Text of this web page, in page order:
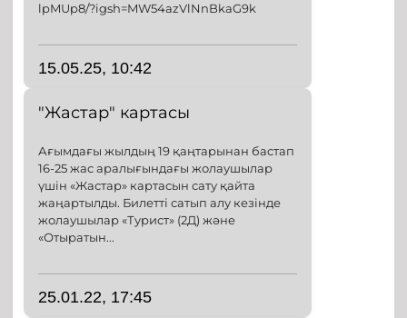
lpMUp8/?igsh=MW54azVlNnBkaG9k
15.05.25, 10:42
"Жастар" картасы
Ағымдағы жылдың 19 қаңтарынан бастап
16-25 жас аралығындағы жолаушылар
үшін «Жастар» картасын сату қайта
жаңартылды. Билетті сатып алу кезінде
жолаушылар «Турист» (2Д) және
«Отыратын...
25.01.22, 17:45